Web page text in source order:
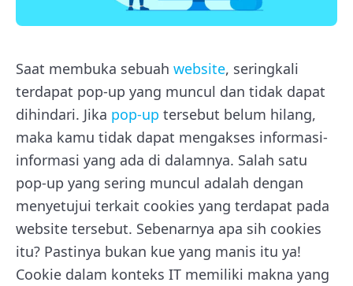
Saat membuka sebuah website, seringkali
terdapat pop-up yang muncul dan tidak dapat
dihindari. Jika pop-up tersebut belum hilang,
maka kamu tidak dapat mengakses informasi-
informasi yang ada di dalamnya. Salah satu
pop-up yang sering muncul adalah dengan
menyetujui terkait cookies yang terdapat pada
website tersebut. Sebenarnya apa sih cookies
itu? Pastinya bukan kue yang manis itu ya!
Cookie dalam konteks IT memiliki makna yang